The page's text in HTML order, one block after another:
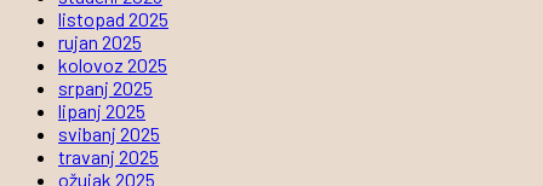
listopad 2025
rujan 2025
kolovoz 2025
srpanj 2025
lipanj 2025
svibanj 2025
travanj 2025
ožujak 2025